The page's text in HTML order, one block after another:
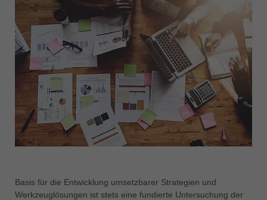
Basis für die Entwicklung umsetzbarer Strategien und
Werkzeuglösungen ist stets eine fundierte Untersuchung der